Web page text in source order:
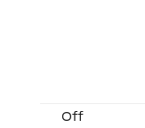
Off